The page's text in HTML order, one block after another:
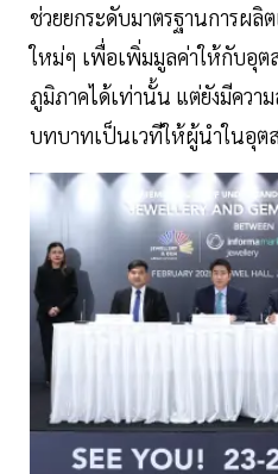
ช่วยยกระดับมาตรฐานการผ
ใหม่ๆ เพื่อเพิ่มมูลค่าให้กับอุต
ภูมิภาคได้เท่านั้น แต่ยังมีควา
บทบาทเป็นเวทีให้ผู้นำในอุ